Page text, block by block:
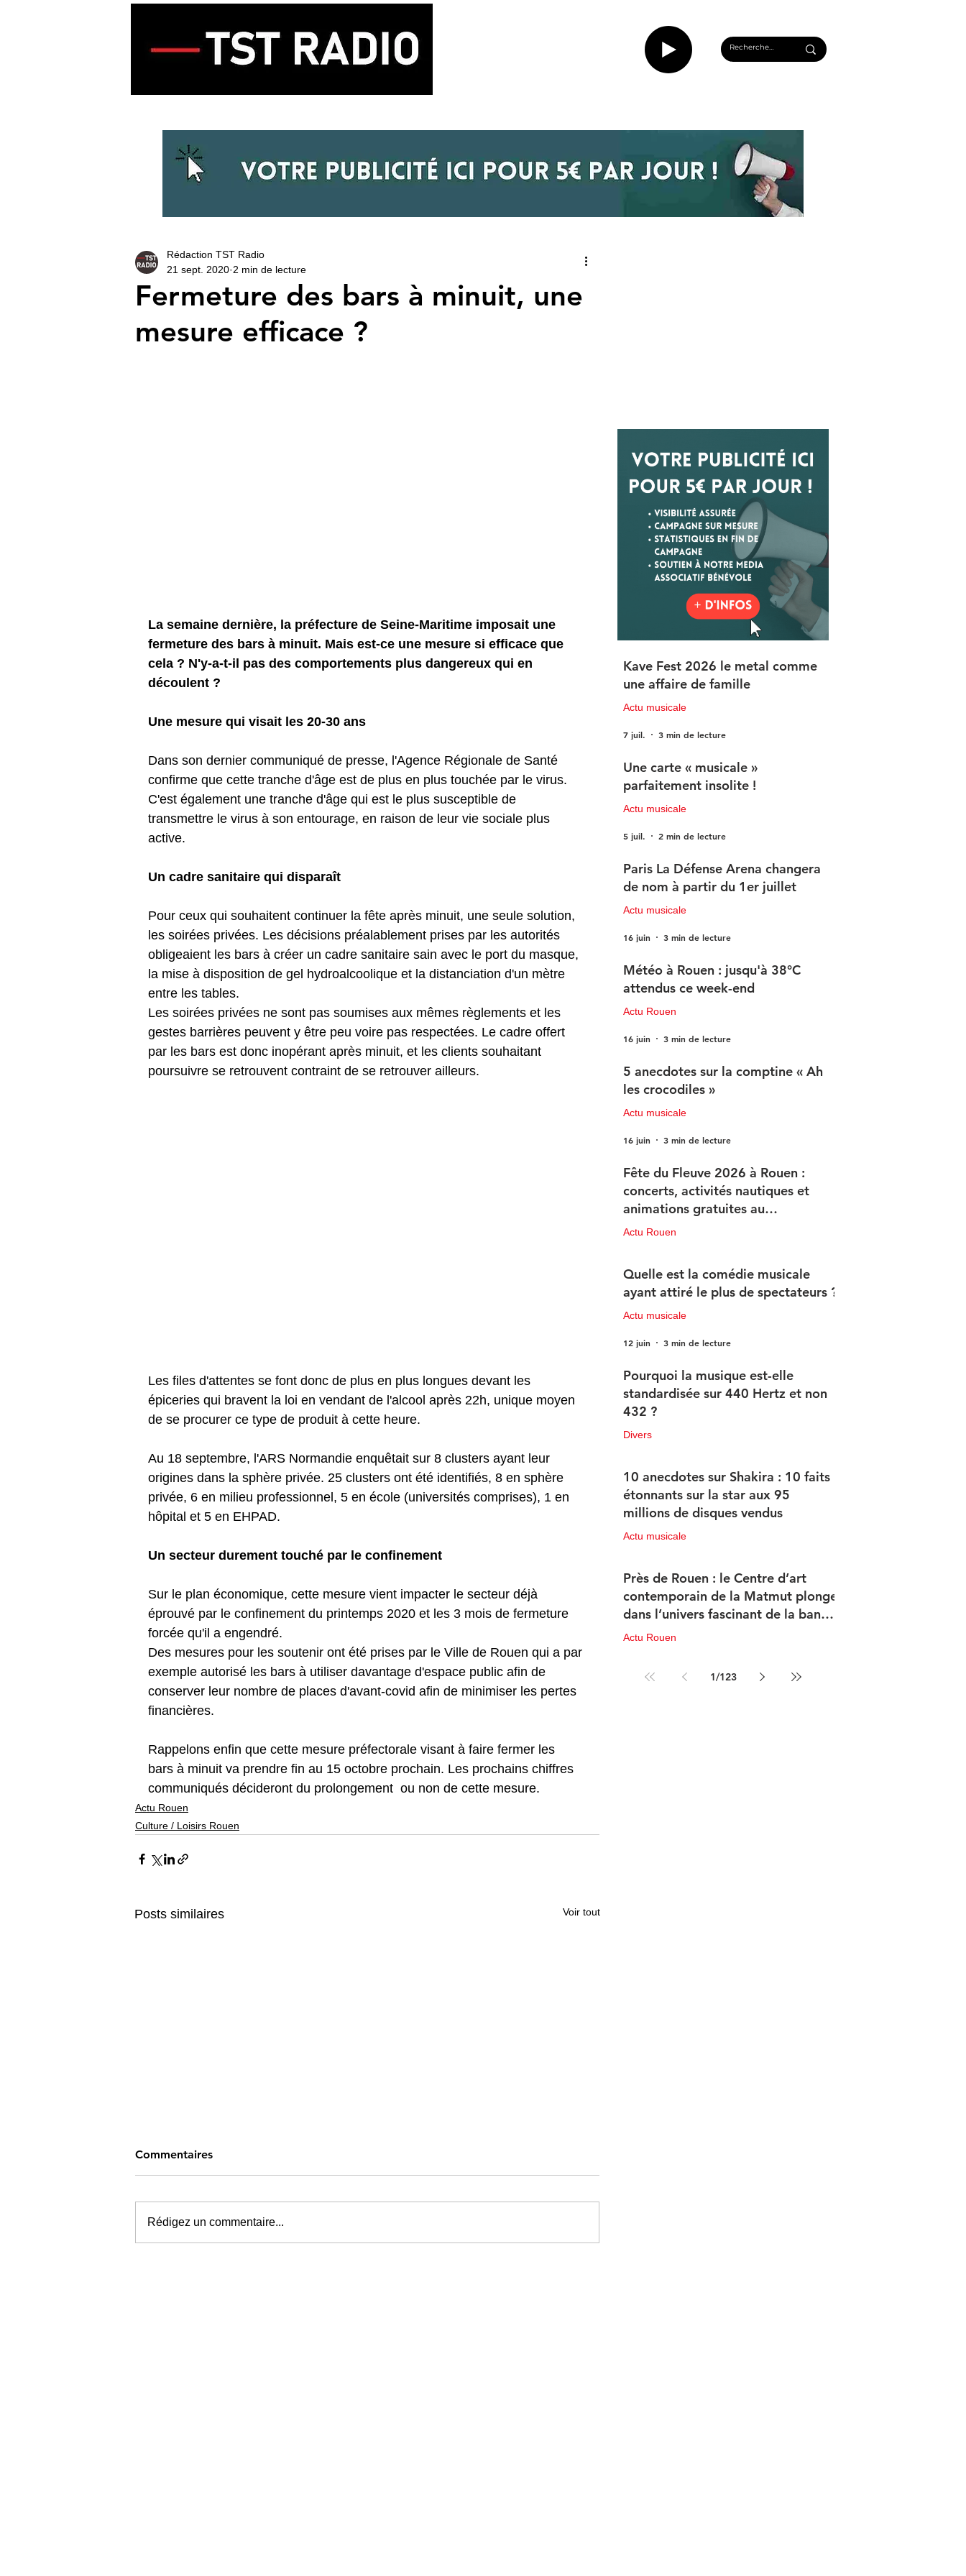
Fermeture des bars à minuit, une
mesure efficace ?
Rédaction TST Radio
21 sept. 2020 2 min de lecture
La semaine dernière, la préfecture de Seine-Maritime imposait une
fermeture des bars à minuit. Mais est-ce une mesure si efficace que
cela ? N'y-a-t-il pas des comportements plus dangereux qui en
découlent ?
Une mesure qui visait les 20-30 ans
Dans son dernier communiqué de presse, l'Agence Régionale de Santé
confirme que cette tranche d'âge est de plus en plus touchée par le virus.
C'est également une tranche d'âge qui est le plus susceptible de
transmettre le virus à son entourage, en raison de leur vie sociale plus
active.
Un cadre sanitaire qui disparaît
Pour ceux qui souhaitent continuer la fête après minuit, une seule solution,
les soirées privées. Les décisions préalablement prises par les autorités
obligeaient les bars à créer un cadre sanitaire sain avec le port du masque,
la mise à disposition de gel hydroalcoolique et la distanciation d'un mètre
entre les tables.
Les soirées privées ne sont pas soumises aux mêmes règlements et les
gestes barrières peuvent y être peu voire pas respectées. Le cadre offert
par les bars est donc inopérant après minuit, et les clients souhaitant
poursuivre se retrouvent contraint de se retrouver ailleurs.
Les files d'attentes se font donc de plus en plus longues devant les
épiceries qui bravent la loi en vendant de l'alcool après 22h, unique moyen
de se procurer ce type de produit à cette heure.
Au 18 septembre, l'ARS Normandie enquêtait sur 8 clusters ayant leur
origines dans la sphère privée. 25 clusters ont été identifiés, 8 en sphère
privée, 6 en milieu professionnel, 5 en école (universités comprises), 1 en
hôpital et 5 en EHPAD.
Un secteur durement touché par le confinement
Sur le plan économique, cette mesure vient impacter le secteur déjà
éprouvé par le confinement du printemps 2020 et les 3 mois de fermeture
forcée qu'il a engendré.
Des mesures pour les soutenir ont été prises par le Ville de Rouen qui a par
exemple autorisé les bars à utiliser davantage d'espace public afin de
conserver leur nombre de places d'avant-covid afin de minimiser les pertes
financières.
Rappelons enfin que cette mesure préfectorale visant à faire fermer les
bars à minuit va prendre fin au 15 octobre prochain. Les prochains chiffres
communiqués décideront du prolongement  ou non de cette mesure.
Actu Rouen
Culture / Loisirs Rouen
Posts similaires Voir tout
Commentaires
Rédigez un commentaire...
Kave Fest 2026 le metal comme
une affaire de famille
Actu musicale
7 juil. 3 min de lecture
Une carte « musicale »
parfaitement insolite !
Actu musicale
5 juil. 2 min de lecture
Paris La Défense Arena changera
de nom à partir du 1er juillet
Actu musicale
16 juin 3 min de lecture
Météo à Rouen : jusqu'à 38°C
attendus ce week-end
Actu Rouen
16 juin 3 min de lecture
5 anecdotes sur la comptine « Ah
les crocodiles »
Actu musicale
16 juin 3 min de lecture
Fête du Fleuve 2026 à Rouen :
concerts, activités nautiques et
animations gratuites au
programme
Actu Rouen
Quelle est la comédie musicale
ayant attiré le plus de spectateurs ?
Actu musicale
12 juin 3 min de lecture
Pourquoi la musique est-elle
standardisée sur 440 Hertz et non
432 ?
Divers
10 anecdotes sur Shakira : 10 faits
étonnants sur la star aux 95
millions de disques vendus
Actu musicale
Près de Rouen : le Centre d’art
contemporain de la Matmut plonge
dans l’univers fascinant de la bande
dessinée de science-fiction
Actu Rouen
1/123